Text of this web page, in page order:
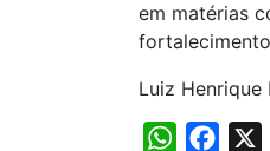
em matérias
Luiz
WhatsApp